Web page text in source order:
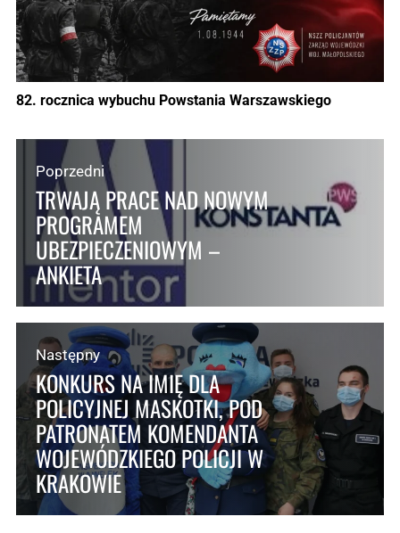
82. rocznica wybuchu Powstania Warszawskiego
Poprzedni
TRWAJĄ PRACE NAD NOWYM
PROGRAMEM
UBEZPIECZENIOWYM –
ANKIETA
Następny
KONKURS NA IMIĘ DLA
POLICYJNEJ MASKOTKI, POD
PATRONATEM KOMENDANTA
WOJEWÓDZKIEGO POLICJI W
KRAKOWIE